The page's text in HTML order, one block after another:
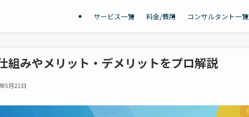
サービス一覧 料金/費用 コンサルタント一覧
組みやメリット・デメリットをプロ解説
5月21日